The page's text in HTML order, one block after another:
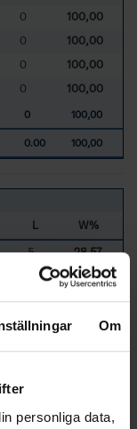
Om
personliga data,
0
100,00
0
100,00
0
100,00
0 100,00
0 100,00
0.00 100,00
L
W%
5
28,57
25,00
5
14,29
6
27 12,50